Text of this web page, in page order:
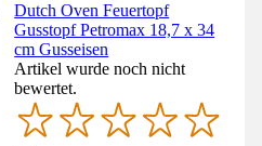
Dutch Oven Feuertopf
Gusstopf Petromax 18,7 x 34
cm Gusseisen
Artikel wurde noch nicht
bewertet.